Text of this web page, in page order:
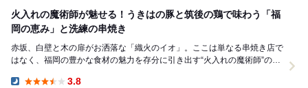
火入れの魔術師が魅せる！うきはの豚と筑後の鶏で味わう「福
岡の恵み」と洗練の串焼き
赤坂、白壁と木の扉がお洒落な「織火のイオ」。ここは単なる串焼き店で
はなく、福岡の豊かな食材の魅力を存分に引き出す“火入れの魔術師”のよ
3.8